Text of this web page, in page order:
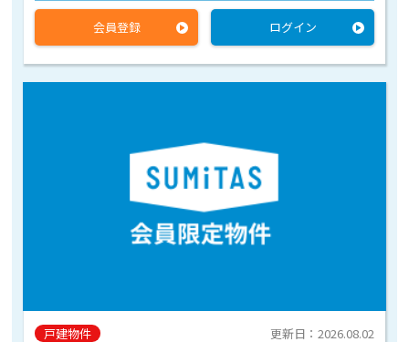
会員登録 ログイン
戸建物件
更新日：2026.08.02